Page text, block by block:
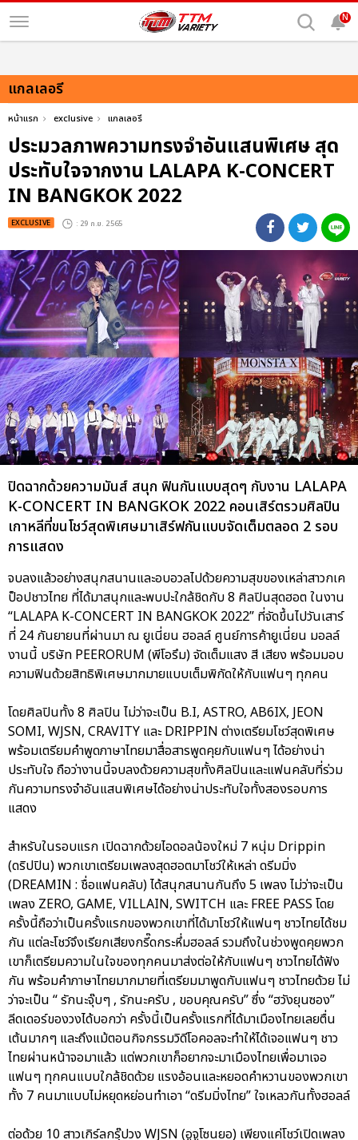
N
แกลเลอรี
หน้าแรก exclusive แกลเลอรี
ประมวลภาพความทรงจำอันแสนพิเศษ สุด
ประทับใจจากงาน LALAPA K-CONCERT
IN BANGKOK 2022
EXCLUSIVE : 29 ก.ย. 2565
ปิดฉากด้วยความมันส์ สนุก ฟินกันแบบสุดๆ กับงาน LALAPA
K-CONCERT IN BANGKOK 2022 คอนเสิร์ตรวมศิลปิน
เกาหลีที่ขนโชว์สุดพิเศษมาเสิร์ฟกันแบบจัดเต็มตลอด 2 รอบ
การแสดง
จบลงแล้วอย่างสนุกสนานและอบอวลไปด้วยความสุขของเหล่าสาวกเค
ป็อปชาวไทย ที่ได้มาสนุกและพบปะใกล้ชิดกับ 8 ศิลปินสุดฮอต ในงาน
“LALAPA K-CONCERT IN BANGKOK 2022” ที่จัดขึ้นไปวันเสาร์
ที่ 24 กันยายนที่ผ่านมา ณ ยูเนี่ยน ฮอลล์ ศูนย์การค้ายูเนี่ยน มอลล์
งานนี้ บริษัท PEERORUM (พีโอรึม) จัดเต็มแสง สี เสียง พร้อมมอบ
ความฟินด้วยสิทธิพิเศษมากมายแบบเต็มพิกัดให้กับแฟนๆ ทุกคน
โดยศิลปินทั้ง 8 ศิลปิน ไม่ว่าจะเป็น B.I, ASTRO, AB6IX, JEON
SOMI, WJSN, CRAVITY และ DRIPPIN ต่างเตรียมโชว์สุดพิเศษ
พร้อมเตรียมคำพูดภาษาไทยมาสื่อสารพูดคุยกับแฟนๆ ได้อย่างน่า
ประทับใจ ถือว่างานนี้จบลงด้วยความสุขทั้งศิลปินและแฟนคลับที่ร่วม
กันความทรงจำอันแสนพิเศษได้อย่างน่าประทับใจทั้งสองรอบการ
แสดง
สำหรับในรอบแรก เปิดฉากด้วยไอดอลน้องใหม่ 7 หนุ่ม Drippin
(ดริปปิน) พวกเขาเตรียมเพลงสุดฮอตมาโชว์ให้เหล่า ดรีมมิ่ง
(DREAMIN : ชื่อแฟนคลับ) ได้สนุกสนานกันถึง 5 เพลง ไม่ว่าจะเป็น
เพลง ZERO, GAME, VILLAIN, SWITCH และ FREE PASS โดย
ครั้งนี้ถือว่าเป็นครั้งแรกของพวกเขาที่ได้มาโชว์ให้แฟนๆ ชาวไทยได้ชม
กัน แต่ละโชว์จึงเรียกเสียงกรี๊ดกระหึ่มฮอลล์ รวมถึงในช่วงพูดคุยพวก
เขาก็เตรียมความในใจของทุกคนมาส่งต่อให้กับแฟนๆ ชาวไทยได้ฟัง
กัน พร้อมคำภาษาไทยมากมายที่เตรียมมาพูดกับแฟนๆ ชาวไทยด้วย ไม่
ว่าจะเป็น “ รักนะจุ๊บๆ , รักนะครับ , ขอบคุณครับ” ซึ่ง “ฮวังยุนซอง”
ลีดเดอร์ของวงได้บอกว่า ครั้งนี้เป็นครั้งแรกที่ได้มาเมืองไทยเลยตื่น
เต้นมากๆ และถึงแม้ตอนกิจกรรมวิดีโอคอลจะทำให้ได้เจอแฟนๆ ชาว
ไทยผ่านหน้าจอมาแล้ว แต่พวกเขาก็อยากจะมาเมืองไทยเพื่อมาเจอ
แฟนๆ ทุกคนแบบใกล้ชิดด้วย แรงอ้อนและหยอดคำหวานของพวกเขา
ทั้ง 7 คนมาแบบไม่หยุดหย่อนทำเอา “ดรีมมิ่งไทย” ใจเหลวกันทั้งฮอลล์
ต่อด้วย 10 สาวเกิร์ลกรุ๊ปวง WJSN (อูจูโซนยอ) เพียงแค่โชว์เปิดเพลง